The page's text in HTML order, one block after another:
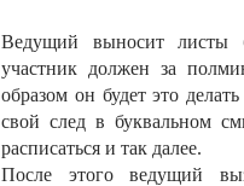
Ведущий выносит листы
участник должен за
образом он будет это
свой след в буквальном
расписаться и так далее.
После этого ведущий